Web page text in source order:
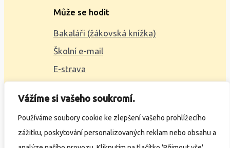
Vážíme si vašeho soukromí.
Používáme soubory cookie ke zlepšení vašeho prohlížecího
zážitku, poskytování personalizovaných reklam nebo obsahu a
Může se hodit
Bakaláři (žákovská knížka)
Školní e-mail
E-strava
2023 © ZŠ Alšova, vytvořilWčil.cz
Ochrana osobních údajů